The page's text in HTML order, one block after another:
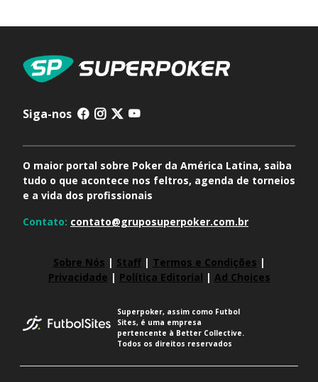
Siga-nos
O maior portal sobre Poker da América Latina, saiba
tudo o que acontece nos feltros, agenda de torneios
e a vida dos profissionais
Contato: contato@gruposuperpoker.com.br
Sobre Nós | Staff| Termos e Condições |
Privacidade | Política Editorial | Ad Choices
Superpoker, assim como Futbol
Sites, é uma empresa
pertencente à Better Collective.
Todos os direitos reservados